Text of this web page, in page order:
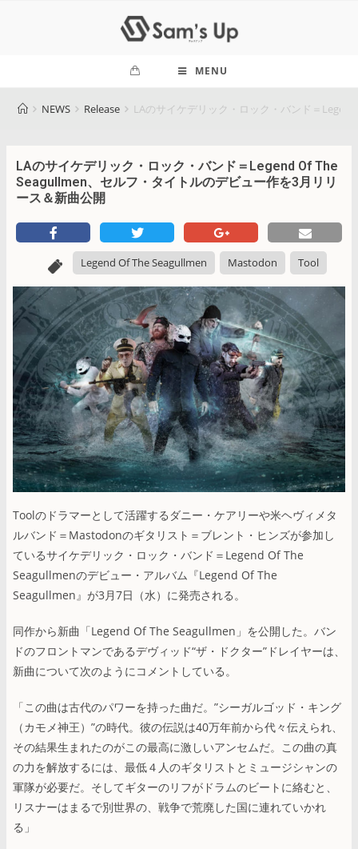
MENU
NEWS Release LAのサイケデリック・ロック・バンド＝
LAのサイケデリック・ロック・バンド＝Legend Of The
Seagullmen、セルフ・タイトルのデビュー作を3月リリ
ース＆新曲公開
Legend Of The Seagullmen Mastodon Tool
Toolのドラマーとして活躍するダニー・ケアリーや米ヘヴィメタ
ルバンド＝Mastodonのギタリスト＝ブレント・ヒンズが参加し
ているサイケデリック・ロック・バンド＝Legend Of The
Seagullmenのデビュー・アルバム『Legend Of The
Seagullmen』が3月7日（水）に発売される。
同作から新曲「Legend Of The Seagullmen」を公開した。バン
ドのフロントマンであるデヴィッド“ザ・ドクター”ドレイヤーは、
新曲について次のようにコメントしている。
「この曲は古代のパワーを持った曲だ。”シーガルゴッド・キング
（カモメ神王）”の時代。彼の伝説は40万年前から代々伝えられ、
その結果生まれたのがこの最高に激しいアンセムだ。この曲の真
の力を解放するには、最低４人のギタリストとミュージシャンの
軍隊が必要だ。そしてギターのリフがドラムのビートに絡むと、
リスナーはまるで別世界の、戦争で荒廃した国に連れていかれ
る」